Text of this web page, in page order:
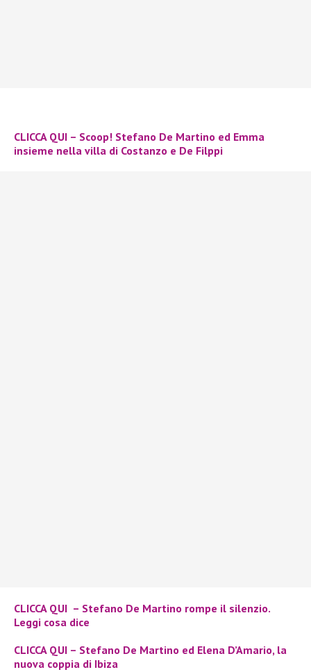
CLICCA QUI – Scoop! Stefano De Martino ed Emma
insieme nella villa di Costanzo e De Filppi
CLICCA QUI – Stefano De Martino rompe il silenzio.
Leggi cosa dice
CLICCA QUI – Stefano De Martino ed Elena D’Amario, la
nuova coppia di Ibiza